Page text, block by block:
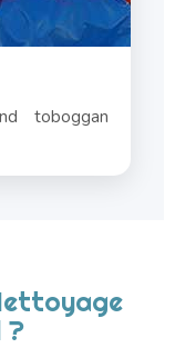
toboggan
?